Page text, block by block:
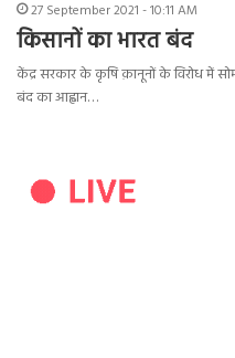
27 September 2021 - 10:11 AM
किसानों का भारत बंद
केंद्र सरकार के कृषि क़ानूनों के विरोध में
बंद का आह्वान…